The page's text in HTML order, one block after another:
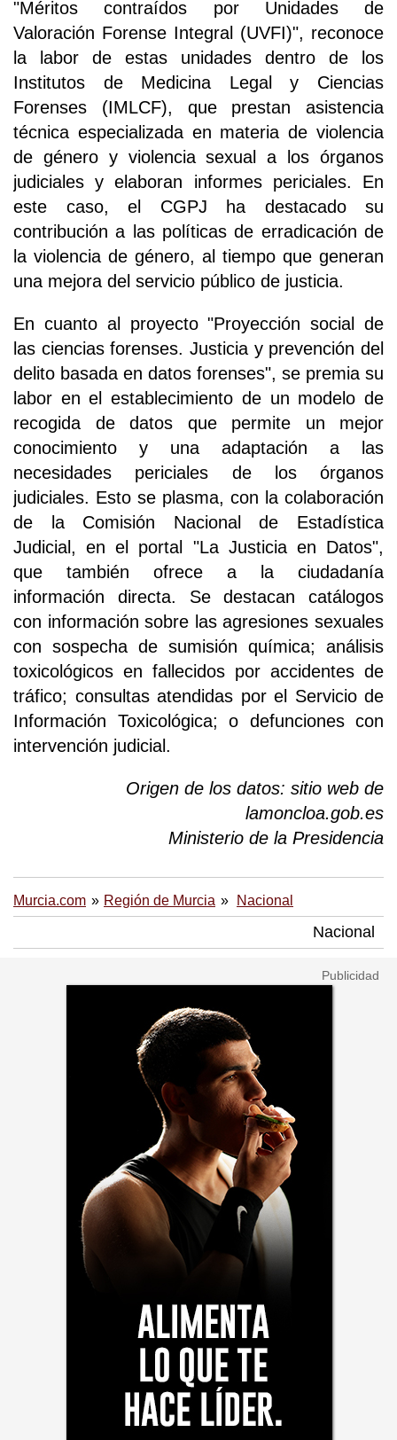
"Méritos contraídos por Unidades de
Valoración Forense Integral (UVFI)", reconoce
la labor de estas unidades dentro de los
Institutos de Medicina Legal y Ciencias
Forenses (IMLCF), que prestan asistencia
técnica especializada en materia de violencia
de género y violencia sexual a los órganos
judiciales y elaboran informes periciales. En
este caso, el CGPJ ha destacado su
contribución a las políticas de erradicación de
la violencia de género, al tiempo que generan
una mejora del servicio público de justicia.
En cuanto al proyecto "Proyección social de
las ciencias forenses. Justicia y prevención del
delito basada en datos forenses", se premia su
labor en el establecimiento de un modelo de
recogida de datos que permite un mejor
conocimiento y una adaptación a las
necesidades periciales de los órganos
judiciales. Esto se plasma, con la colaboración
de la Comisión Nacional de Estadística
Judicial, en el portal "La Justicia en Datos",
que también ofrece a la ciudadanía
información directa. Se destacan catálogos
con información sobre las agresiones sexuales
con sospecha de sumisión química; análisis
toxicológicos en fallecidos por accidentes de
tráfico; consultas atendidas por el Servicio de
Información Toxicológica; o defunciones con
intervención judicial.
Origen de los datos: sitio web de
lamoncloa.gob.es
Ministerio de la Presidencia
Murcia.com Región de Murcia Nacional
Nacional